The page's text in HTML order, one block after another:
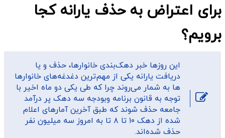
برای اعتراض به حذف یارانه کجا
برویم؟
این روز‌ها خبر دهک‌بندی خانوار‌ها، حذف و یا
دریافت یارانه یکی از مهم‌ترین دغدغه‌های خانوار‌ها
ها به شمار می‌روند چرا که طی یکی دو ماه اخیر با
توجه به قانون برنامه وبودجه سه دهک پر درآمد
جامعه حذف شوند که طبق آخرین آمار‌های اعلام
شده از دهک ۱۰ تا ۸ تا به امروز سه میلیون نفر
حذف شده‌اند.